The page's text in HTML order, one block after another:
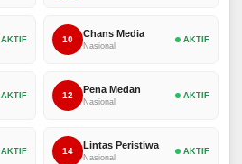
AKTIF 10
Chans Media
Nasional
AKTIF
AKTIF 12
Pena Medan
Nasional
AKTIF
AKTIF 14
Lintas Peristiwa
Nasional
AKTIF